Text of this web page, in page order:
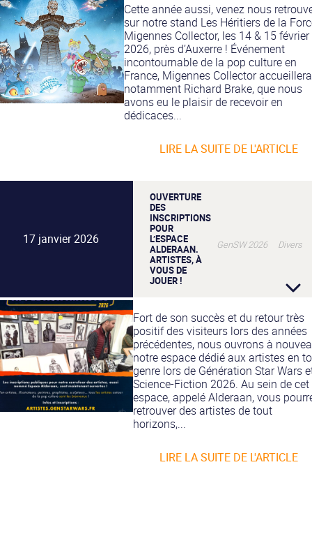
Cette année aussi, venez nous
sur notre stand Les Héritiers de la
Migennes Collector, les 14 & 15 février
2026, près d’Auxerre ! Événement
incontournable de la pop culture en
France, Migennes Collector accueillera
notamment Richard Brake, que nous
avons eu le plaisir de recevoir en
dédicaces...
LIRE LA SUITE DE L'ARTICLE
17 janvier 2026
OUVERTURE
DES
INSCRIPTIONS
POUR
L’ESPACE
ALDERAAN.
ARTISTES, À
VOUS DE
JOUER !
GenSW 2026 Divers
Fort de son succès et du retour très
positif des visiteurs lors des années
précédentes, nous ouvrons à
notre espace dédié aux artistes en
genre lors de Génération Star Wars
Science-Fiction 2026. Au sein de cet
espace, appelé Alderaan, vous
retrouver des artistes de tout
horizons,...
LIRE LA SUITE DE L'ARTICLE